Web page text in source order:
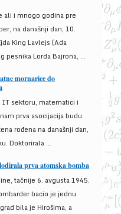
ali i mnogo godina pre
na današnji dan, 10.
King Lavlejs (Ada
pesnika Lorda Bajrona, ...
mornarice do
IT sektoru, matematici i
prva asocijacija budu
rođena na današnji dan,
Doktorirala ...
prva atomska bomba
tačnije 6. avgusta 1945.
bacio je jednu
bila je Hirošima, a